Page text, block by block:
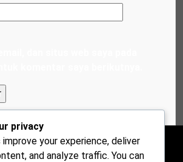
privacy
improve your experience, deliver
and analyze traffic. You can